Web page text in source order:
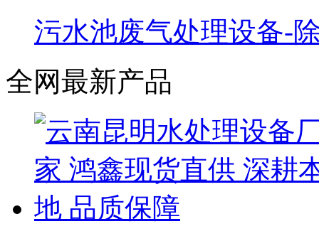
污水池废气处理设备-
全网最新产品